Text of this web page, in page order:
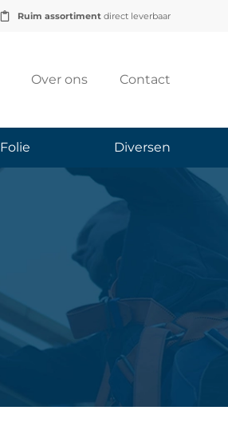
Ruim assortimentdirect leverbaar
Over ons Contact
Folie Diversen